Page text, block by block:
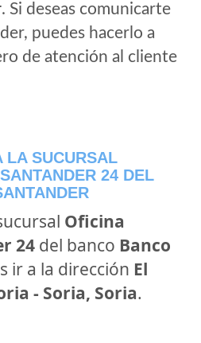
. Si deseas comunicarte
puedes hacerlo a
de atención al cliente
LA SUCURSAL
24 DEL
Oficina
24 del banco Banco
ir a la dirección El
- Soria, Soria.